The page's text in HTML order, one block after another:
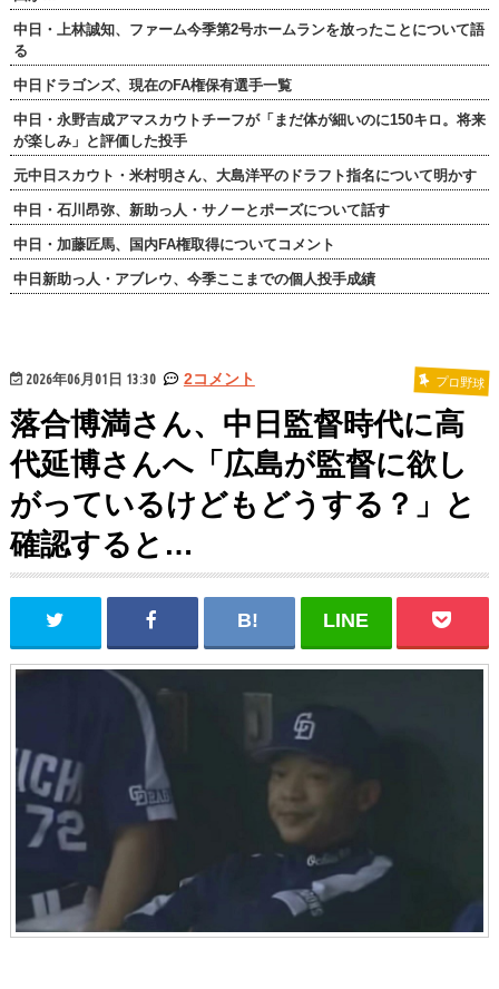
中日・上林誠知、ファーム今季第2号ホームランを放ったことについて語
る
中日ドラゴンズ、現在のFA権保有選手一覧
中日・永野吉成アマスカウトチーフが「まだ体が細いのに150キロ。将来
が楽しみ」と評価した投手
元中日スカウト・米村明さん、大島洋平のドラフト指名について明かす
中日・石川昂弥、新助っ人・サノーとポーズについて話す
中日・加藤匠馬、国内FA権取得についてコメント
中日新助っ人・アブレウ、今季ここまでの個人投手成績
2026年06月01日 13:30 2コメント プロ野球
落合博満さん、中日監督時代に高
代延博さんへ「広島が監督に欲し
がっているけどもどうする？」と
確認すると…